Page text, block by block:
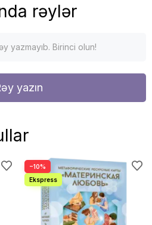
rəylər
yazmayıb. Birinci olun!
yazın
−10%